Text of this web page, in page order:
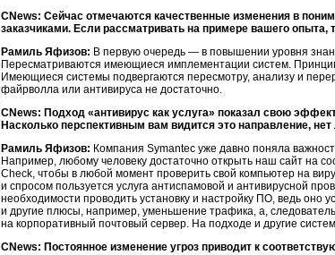
CNews: Сейчас отмечаются качественные изменения в
заказчиками. Если рассматривать на примере вашего опыта,
Рамиль Яфизов: В первую очередь — в повышении уровня
Пересматриваются имеющиеся имплементации систем.
Имеющиеся системы подвергаются пересмотру, анализу и
файрволла или антивируса не достаточно.
CNews: Подход «антивирус как услуга» показал свою
Насколько перспективным вам видится это направление,
Рамиль Яфизов: Компания Symantec уже давно поняла
Например, любому человеку достаточно открыть наш сайт на
Check, чтобы в любой момент проверить свой компьютер на
и спросом пользуется услуга антиспамовой и антивирусной
необходимости проводить установку и настройку ПО, ведь оно
и другие плюсы, например, уменьшение трафика, а,
на корпоративный почтовый сервер. На подходе и другие
CNews: Постоянное изменение угроз приводит к